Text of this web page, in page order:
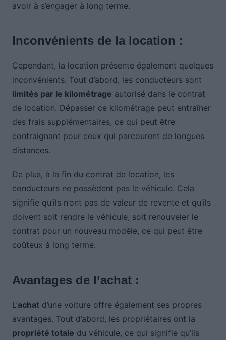
avoir à s’engager à long terme.
Inconvénients de la location :
Cependant, la location présente également quelques
inconvénients. Tout d’abord, les conducteurs sont
limités par le kilométrage autorisé dans le contrat
de location. Dépasser ce kilométrage peut entraîner
des frais supplémentaires, ce qui peut être
contraignant pour ceux qui parcourent de longues
distances.
De plus, à la fin du contrat de location, les
conducteurs ne possèdent pas le véhicule. Cela
signifie qu’ils n’ont pas de valeur de revente et qu’ils
doivent soit rendre le véhicule, soit renouveler le
contrat pour un nouveau modèle, ce qui peut être
coûteux à long terme.
Avantages de l’achat :
L’achatd’une voiture offre également ses propres
avantages. Tout d’abord, les propriétaires ont la
propriété totale du véhicule, ce qui signifie qu’ils